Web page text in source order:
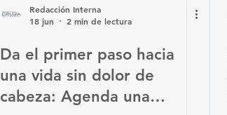
Redacción Interna
18 jun
2 min de lectura
Da el primer paso hacia
una vida sin dolor de
cabeza: Agenda una